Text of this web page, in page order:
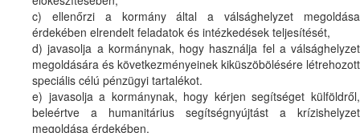
c) ellenőrzi a kormány által a válsághelyzet megoldása
érdekében elrendelt feladatok és intézkedések teljesítését,
d) javasolja a kormánynak, hogy használja fel a válsághelyzet
megoldására és következményeinek kiküszöbölésére létrehozott
speciális célú pénzügyi tartalékot.
e) javasolja a kormánynak, hogy kérjen segítséget külföldről,
beleértve a humanitárius segítségnyújtást a krízishelyzet
megoldása érdekében.